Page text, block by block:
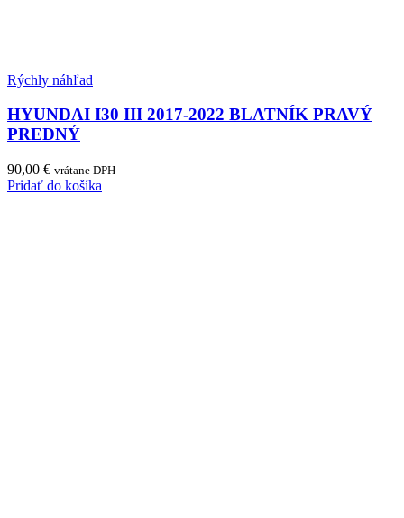
Rýchly náhľad
HYUNDAI I30 III 2017-2022 BLATNÍK PRAVÝ
PREDNÝ
90,00 € vrátane DPH
Pridať do košíka